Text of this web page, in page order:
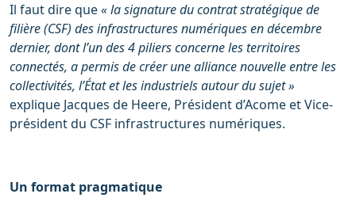
Il faut dire que« la signature du contrat stratégique de
filière (CSF) des infrastructures numériques en décembre
dernier, dont l’un des 4 piliers concerne les territoires
connectés, a permis de créer une alliance nouvelle entre les
collectivités, l’État et les industriels autour du sujet »
explique Jacques de Heere, Président d’Acome et Vice-
président du CSF infrastructures numériques.
Un format pragmatique